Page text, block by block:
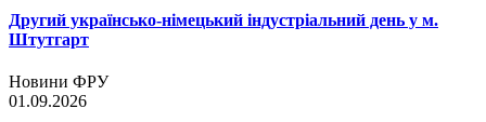
Другий українсько-німецький індустріальний день у м.
Штутгарт
Новини ФРУ
01.09.2026